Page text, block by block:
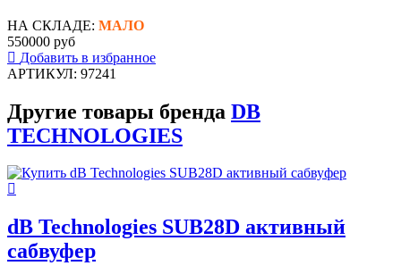
НА СКЛАДЕ: МАЛО
550000 руб
Добавить в избранное
АРТИКУЛ: 97241
Другие товары бренда DB
TECHNOLOGIES
dB Technologies SUB28D активный
сабвуфер